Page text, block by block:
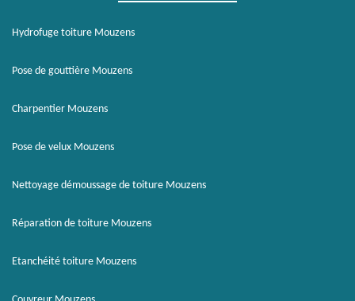
Hydrofuge toiture Mouzens
Pose de gouttière Mouzens
Charpentier Mouzens
Pose de velux Mouzens
Nettoyage démoussage de toiture Mouzens
Réparation de toiture Mouzens
Etanchéité toiture Mouzens